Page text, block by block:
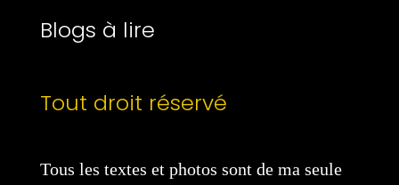
Blogs à lire
Tout droit réservé
Tous les textes et photos sont de ma seule